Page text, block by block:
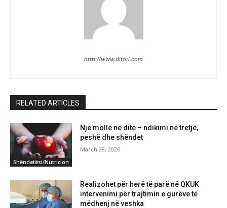
http://www.ditori.com
RELATED ARTICLES
Shëndetësi/Nutricion
Një mollë në ditë – ndikimi në tretje,
peshë dhe shëndet
March 28, 2026
Realizohet për herë të parë në QKUK
intervenimi për trajtimin e gurëve të
mëdhenj në veshka